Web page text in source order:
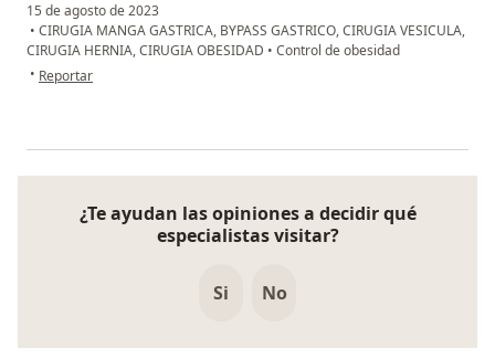
15 de agosto de 2023
• CIRUGIA MANGA GASTRICA, BYPASS GASTRICO, CIRUGIA VESICULA,
CIRUGIA HERNIA, CIRUGIA OBESIDAD • Control de obesidad
• en opinión del usuario Denis
Reportar
¿Te ayudan las opiniones a decidir qué
especialistas visitar?
Si No